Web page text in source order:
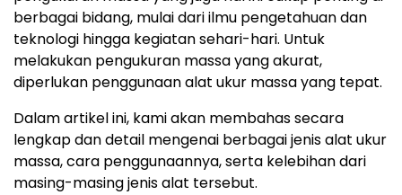
berbagai bidang, mulai dari ilmu pengetahuan dan
teknologi hingga kegiatan sehari-hari. Untuk
melakukan pengukuran massa yang akurat,
diperlukan penggunaan alat ukur massa yang tepat.
Dalam artikel ini, kami akan membahas secara
lengkap dan detail mengenai berbagai jenis alat ukur
massa, cara penggunaannya, serta kelebihan dari
masing-masing jenis alat tersebut.